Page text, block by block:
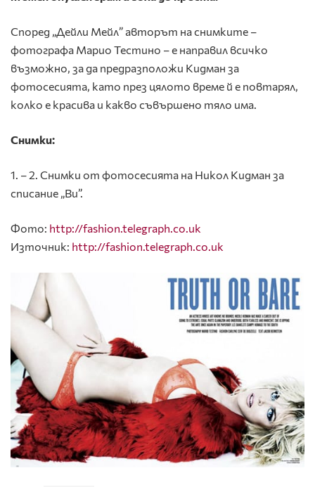
Според „Дейли Мейл” авторът на снимките –
фотографа Марио Тестино – е направил всичко
възможно, за да предразположи Кидман за
фотосесията, като през цялото време й е повтарял,
колко е красива и какво съвършено тяло има.
Снимки:
1. – 2. Снимки от фотосесията на Никол Кидман за
списание „Ви”.
Фото: http://fashion.telegraph.co.uk
Източник: http://fashion.telegraph.co.uk